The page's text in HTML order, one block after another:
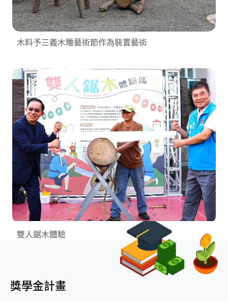
木料予三義木雕藝術節作為裝置藝術
雙人鋸木體驗
獎學金計畫